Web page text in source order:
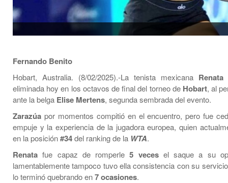
Fernando Benito
Hobart, Australia. (8/02/2025).-La tenista mexicana Renata
eliminada hoy en los octavos de final del torneo de Hobart, al
ante la belga Elise Mertens, segunda sembrada del evento.
Zarazúa por momentos compitió en el encuentro, pero fue
empuje y la experiencia de la jugadora europea, quien
en la posición#34del ranking de la WTA.
Renata fue capaz de romperle5 vecesel saque a su
lamentablemente tampoco tuvo ella consistencia con su
lo terminó quebrando en7 ocasiones.